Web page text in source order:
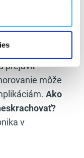
pre
Nedostatok
prejaviť
môže
Ako
v